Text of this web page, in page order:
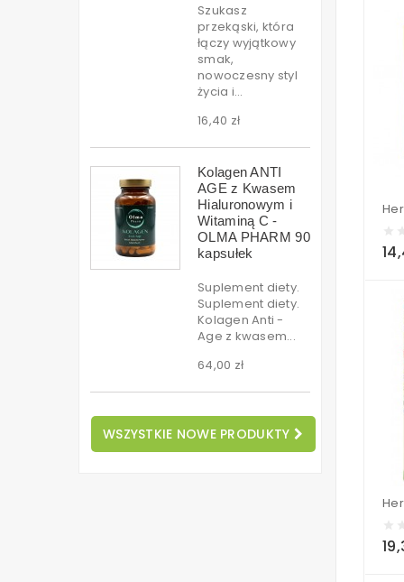
Szukasz
przekąski, która
łączy wyjątkowy
smak,
nowoczesny styl
życia i...
16,40 zł
Kolagen ANTI
AGE z Kwasem
Hialuronowym i
Witaminą C -
OLMA PHARM 90
kapsułek
Suplement diety.
Suplement diety.
Kolagen Anti -
Age z kwasem...
64,00 zł
WSZYSTKIE NOWE PRODUKTY